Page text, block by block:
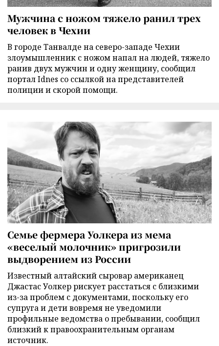
Мужчина с ножом тяжело ранил трех
человек в Чехии
В городе Танвалде на северо-западе Чехии
злоумышленник с ножом напал на людей, тяжело
ранив двух мужчин и одну женщину, сообщил
портал Idnes со ссылкой на представителей
полиции и скорой помощи.
Семье фермера Уолкера из мема
«веселый молочник» пригрозили
выдворением из России
Известный алтайский сыровар американец
Джастас Уолкер рискует расстаться с близкими
из-за проблем с документами, поскольку его
супруга и дети вовремя не уведомили
профильные ведомства о пребывании, сообщил
близкий к правоохранительным органам
источник.